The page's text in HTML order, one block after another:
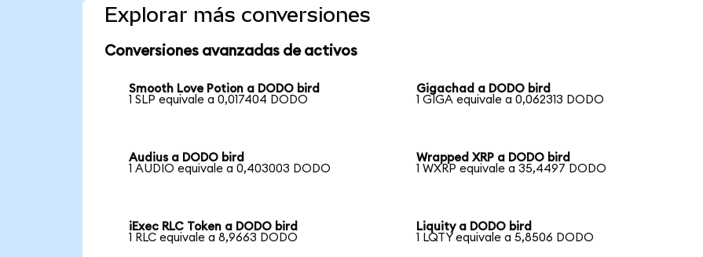
Explorar más conversiones
Conversiones avanzadas de activos
Smooth Love Potion a DODO bird
1 SLP equivale a 0,017404 DODO
Gigachad a DODO bird
1 GIGA equivale a 0,062313 DODO
Audius a DODO bird
1 AUDIO equivale a 0,403003 DODO
Wrapped XRP a DODO bird
1 WXRP equivale a 35,4497 DODO
iExec RLC Token a DODO bird
1 RLC equivale a 8,9663 DODO
Liquity a DODO bird
1 LQTY equivale a 5,8506 DODO